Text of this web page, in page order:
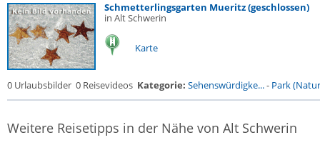
Schmetterlingsgarten Mueritz (geschlossen)
in Alt Schwerin
Karte
0 Urlaubsbilder 0 Reisevideos Kategorie: Sehenswürdigke...- Park
Weitere Reisetipps in der Nähe von Alt Schwerin